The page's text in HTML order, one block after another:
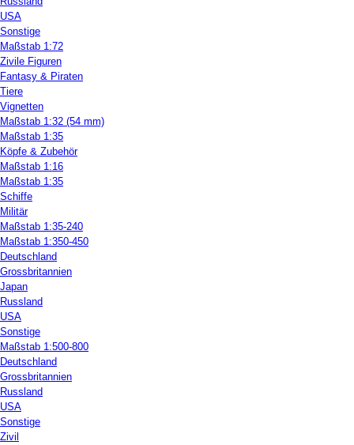
USA
Sonstige
Maßstab 1:72
Zivile Figuren
Fantasy & Piraten
Tiere
Vignetten
Maßstab 1:32 (54 mm)
Maßstab 1:35
Köpfe & Zubehör
Maßstab 1:16
Maßstab 1:35
Schiffe
Militär
Maßstab 1:35-240
Maßstab 1:350-450
Deutschland
Grossbritannien
Japan
Russland
USA
Sonstige
Maßstab 1:500-800
Deutschland
Grossbritannien
Russland
USA
Sonstige
Zivil